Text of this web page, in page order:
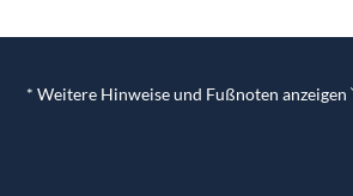
* Weitere Hinweise und Fußnoten anzeigen